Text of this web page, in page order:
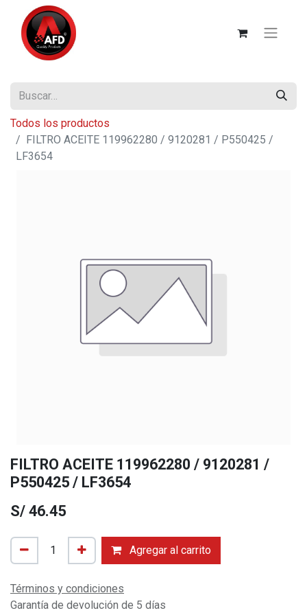
Todos los productos
FILTRO ACEITE 119962280 / 9120281 / P550425 /
LF3654
FILTRO ACEITE 119962280 / 9120281 /
P550425 / LF3654
S/ 46.45
Agregar al carrito
Términos y condiciones
Garantía de devolución de 5 días